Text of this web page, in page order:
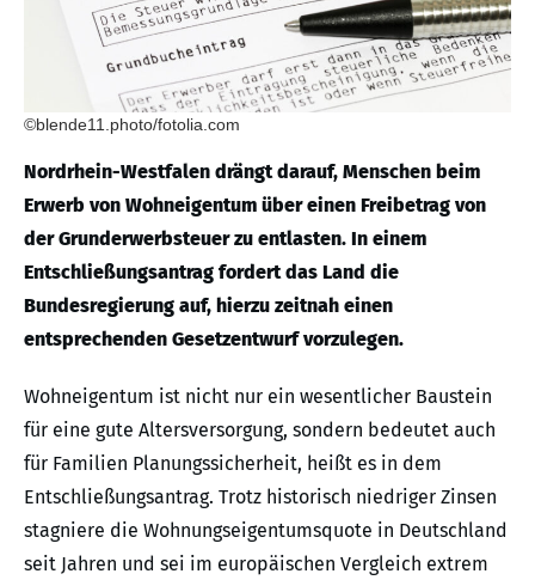
©blende11.photo/fotolia.com
Nordrhein-Westfalen drängt darauf, Menschen beim
Erwerb von Wohneigentum über einen Freibetrag von
der Grunderwerbsteuer zu entlasten. In einem
Entschließungsantrag fordert das Land die
Bundesregierung auf, hierzu zeitnah einen
entsprechenden Gesetzentwurf vorzulegen.
Wohneigentum ist nicht nur ein wesentlicher Baustein
für eine gute Altersversorgung, sondern bedeutet auch
für Familien Planungssicherheit, heißt es in dem
Entschließungsantrag. Trotz historisch niedriger Zinsen
stagniere die Wohnungseigentumsquote in Deutschland
seit Jahren und sei im europäischen Vergleich extrem